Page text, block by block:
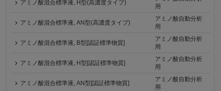
アミノ酸混合標準液, H型(高濃度タイプ)
用
アミノ酸混合標準液, AN型(高濃度タイプ)
アミノ酸自動分析
用
アミノ酸混合標準液, B型[認証標準物質]
アミノ酸自動分析
用
アミノ酸混合標準液, H型[認証標準物質]
アミノ酸自動分析
用
アミノ酸混合標準液, AN型[認証標準物質]
アミノ酸自動分析
用